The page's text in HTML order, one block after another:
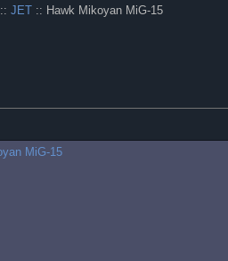
::JET :: Hawk Mikoyan MiG-15